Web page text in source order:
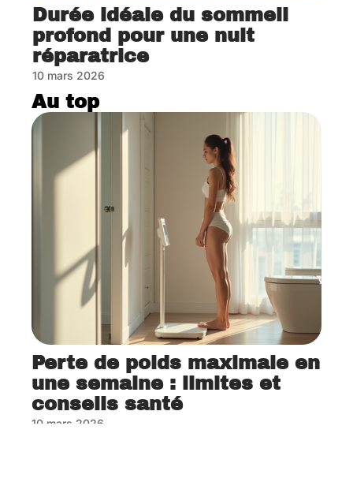
Durée idéale du sommeil
profond pour une nuit
réparatrice
10 mars 2026
Au top
Perte de poids maximale en
une semaine : limites et
conseils santé
10 mars 2026